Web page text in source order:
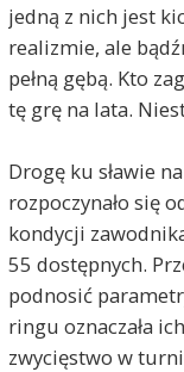
jedną z nich jest
realizmie, ale
pełną gębą. Kto
tę grę na lata.
Drogę ku sławie
rozpoczynało się
kondycji
55 dostępnych.
podnosić
ringu oznaczała
zwycięstwo w